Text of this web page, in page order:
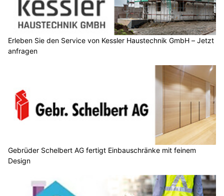
Erleben Sie den Service von Kessler Haustechnik GmbH – Jetzt
anfragen
Gebrüder Schelbert AG fertigt Einbauschränke mit feinem
Design